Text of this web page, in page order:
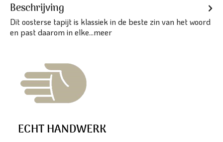
Beschrijving
Dit oosterse tapijt is klassiek in de beste zin van het woord
en past daarom in elke...meer
ECHT HANDWERK